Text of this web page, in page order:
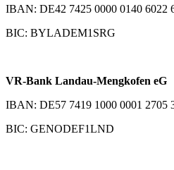
IBAN: DE42 7425 0000 0140 6022
BIC: BYLADEM1SRG
VR-Bank Landau-Mengkofen eG
IBAN: DE57 7419 1000 0001 2705
BIC: GENODEF1LND